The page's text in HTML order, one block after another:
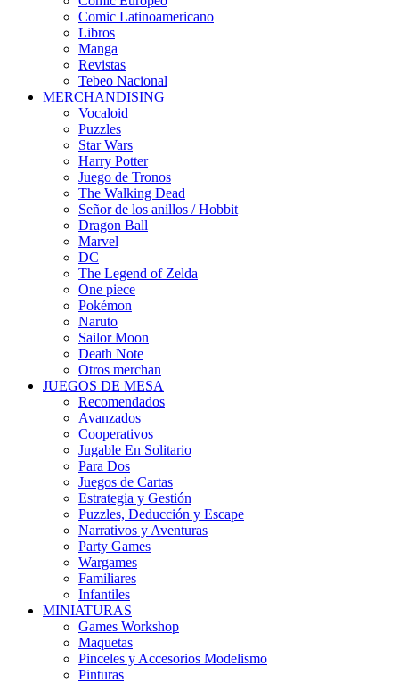
Comic Latinoamericano
Libros
Manga
Revistas
Tebeo Nacional
MERCHANDISING
Vocaloid
Puzzles
Star Wars
Harry Potter
Juego de Tronos
The Walking Dead
Señor de los anillos / Hobbit
Dragon Ball
Marvel
DC
The Legend of Zelda
One piece
Pokémon
Naruto
Sailor Moon
Death Note
Otros merchan
JUEGOS DE MESA
Recomendados
Avanzados
Cooperativos
Jugable En Solitario
Para Dos
Juegos de Cartas
Estrategia y Gestión
Puzzles, Deducción y Escape
Narrativos y Aventuras
Party Games
Wargames
Familiares
Infantiles
MINIATURAS
Games Workshop
Maquetas
Pinceles y Accesorios Modelismo
Pinturas